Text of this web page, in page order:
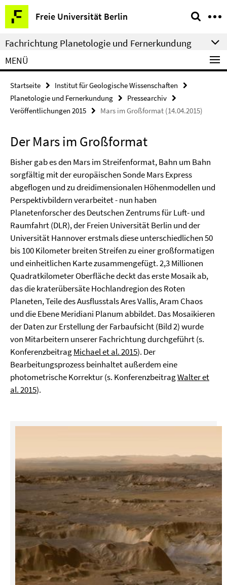
Springe
direkt
zu
Inhalt
Freie Universität Berlin
Service-
Navigation
Fachrichtung Planetologie und Fernerkundung
MENÜ
Startseite
Institut für Geologische Wissenschaften
Planetologie und Fernerkundung
Pressearchiv
Veröffentlichungen 2015
Mars im Großformat (14.04.2015)
Der Mars im Großformat
Bisher gab es den Mars im Streifenformat, Bahn um Bahn
sorgfältig mit der europäischen Sonde Mars Express
abgeflogen und zu dreidimensionalen Höhenmodellen und
Perspektivbildern verarbeitet - nun haben
Planetenforscher des Deutschen Zentrums für Luft- und
Raumfahrt (DLR), der Freien Universität Berlin und der
Universität Hannover erstmals diese unterschiedlichen 50
bis 100 Kilometer breiten Streifen zu einer großformatigen
und einheitlichen Karte zusammengefügt. 2,3 Millionen
Quadratkilometer Oberfläche deckt das erste Mosaik ab,
das die kraterübersäte Hochlandregion des Roten
Planeten, Teile des Ausflusstals Ares Vallis, Aram Chaos
und die Ebene Meridiani Planum abbildet. Das Mosaikieren
der Daten zur Erstellung der Farbaufsicht (Bild 2) wurde
von Mitarbeitern unserer Fachrichtung durchgeführt (s.
KonferenzbeitragMichael et al. 2015). Der
Bearbeitungsprozess beinhaltet außerdem eine
photometrische Korrektur (s. KonferenzbeitragWalter et
al. 2015).